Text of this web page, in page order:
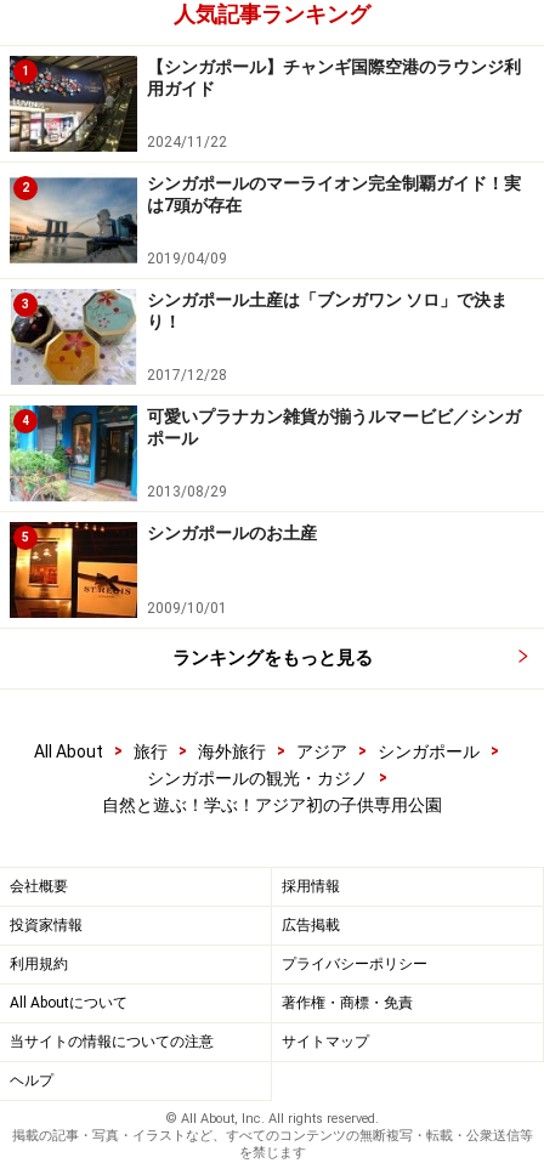
人気記事ランキング
1
【シンガポール】チャンギ国際空港のラウンジ利
用ガイド
2024/11/22
2
シンガポールのマーライオン完全制覇ガイド！実
は7頭が存在
2019/04/09
3
シンガポール土産は「ブンガワン ソロ」で決ま
り！
2017/12/28
4
可愛いプラナカン雑貨が揃うルマービビ／シンガ
ポール
2013/08/29
5 シンガポールのお土産
2009/10/01
ランキングをもっと見る
All About > 旅行 > 海外旅行 > アジア > シンガポール
>
シンガポールの観光・カジノ
>
自然と遊ぶ！学ぶ！アジア初の子供専用公園
会社概要 採用情報
投資家情報 広告掲載
利用規約 プライバシーポリシー
All Aboutについて 著作権・商標・免責
当サイトの情報についての注意 サイトマップ
ヘルプ
© All About, Inc. All rights reserved.
掲載の記事・写真・イラストなど、すべてのコンテンツの無断複写・転載・公衆送信等
を禁じます